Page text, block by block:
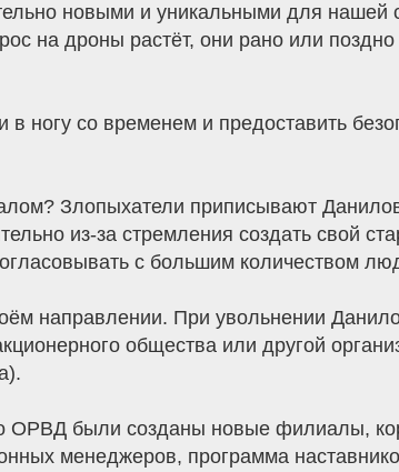
новыми и уникальными для
на дроны растёт, они рано или
в ногу со временем и предоставить
Злопыхатели приписывают
из-за стремления создать свой
с большим количеством
направлении. При увольнении
общества или другой
ОРВД были созданы новые филиалы,
менеджеров, программа